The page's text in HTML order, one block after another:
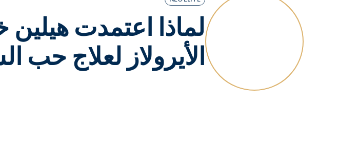
الأيرولاز لعلاج حب